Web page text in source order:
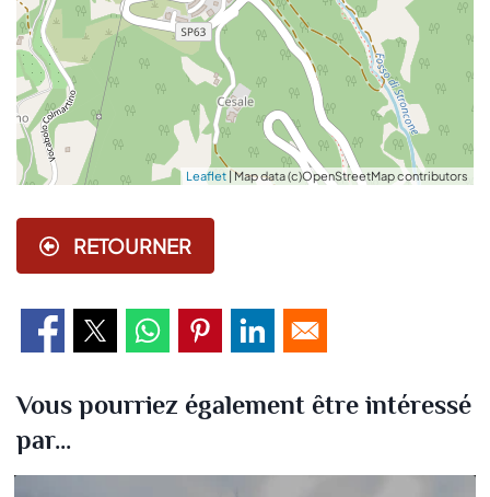
Leaflet | Map data (c)OpenStreetMap contributors
RETOURNER
Vous pourriez également être intéressé
par...